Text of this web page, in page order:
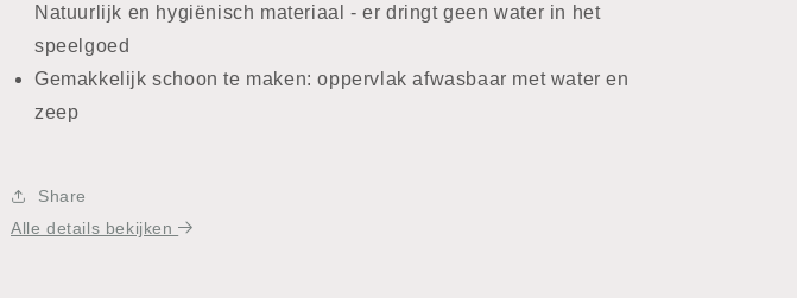
Natuurlijk en hygiënisch materiaal - er dringt geen water in het
speelgoed
Gemakkelijk schoon te maken: oppervlak afwasbaar met water en
zeep
Share
Alle details bekijken